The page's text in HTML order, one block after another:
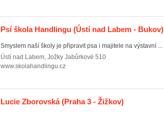
Psí škola Handlingu (Ústí nad Labem - Bukov)
Smyslem naší školy je připravit psa i majitele na výstavní ...
Ústí nad Labem, Jožky Jabůrkové 510
www.skolahandlingu.cz
Lucie Zborovská(Praha 3 - Žižkov)